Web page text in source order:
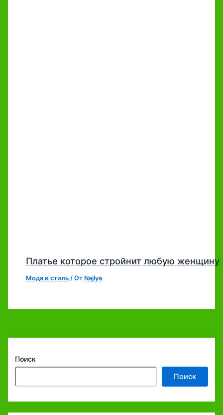
Платье которое стройнит любую женщину
Мода и стиль / От Najlya
Поиск
Поиск